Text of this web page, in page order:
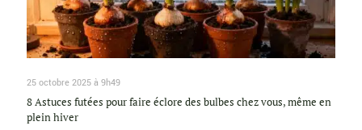
25 octobre 2025 à 9h49
8 Astuces futées pour faire éclore des bulbes chez vous, même en
plein hiver